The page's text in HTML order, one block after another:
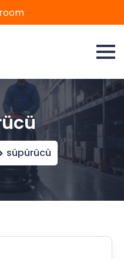
süpürücü